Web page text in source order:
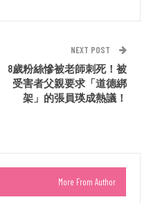
NEXT POST
8歲粉絲慘被老師刺死！被
受害者父親要求「道德綁
架」的張員瑛成熱議！
More From Author